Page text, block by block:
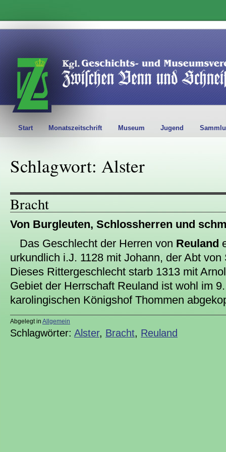
Start Monatszeitschrift Museum Jugend
Schlagwort: Alster
Bracht
Von Burgleuten, Schlossherren und
Das Geschlecht der Herren von Reuland
urkundlich i.J. 1128 mit Johann, der Abt
Dieses Rittergeschlecht starb 1313 mit
Gebiet der Herrschaft Reuland ist wohl im
karolingischen Königshof Thommen
Abgelegt in Allgemein
Schlagwörter: Alster, Bracht, Reuland